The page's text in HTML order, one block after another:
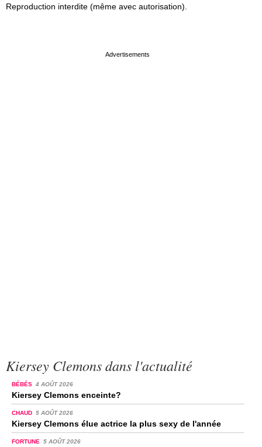
Reproduction interdite (même avec autorisation).
Kiersey Clemons dans l'actualité
BÉBÉS 4 AOÛT 2026
Kiersey Clemons enceinte?
CHAUD 5 AOÛT 2026
Kiersey Clemons élue actrice la plus sexy de l'année
FORTUNE 5 AOÛT 2026